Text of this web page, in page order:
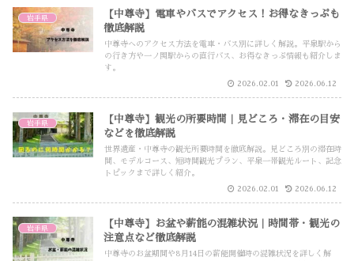
岩手県
【中尊寺】電車やバスでアクセス！お得なきっぷも
徹底解説
中尊寺へのアクセス方法を電車・バス別に詳しく解説。平泉駅から
の行き方や一ノ関駅からの直行バス、お得なきっぷ情報も紹介しま
す。
2026.02.01 2026.06.12
岩手県
【中尊寺】観光の所要時間｜見どころ・滞在の目安
などを徹底解説
世界遺産・中尊寺の観光所要時間を徹底解説。見どころ別の滞在時
間、モデルコース、短時間観光プラン、平泉一帯観光ルート、記念
トピックまで詳しく紹介。
2026.02.01 2026.06.12
岩手県
【中尊寺】お盆や薪能の混雑状況｜時間帯・観光の
注意点など徹底解説
中尊寺のお盆期間や8月14日の薪能開催時の混雑状況を詳しく解